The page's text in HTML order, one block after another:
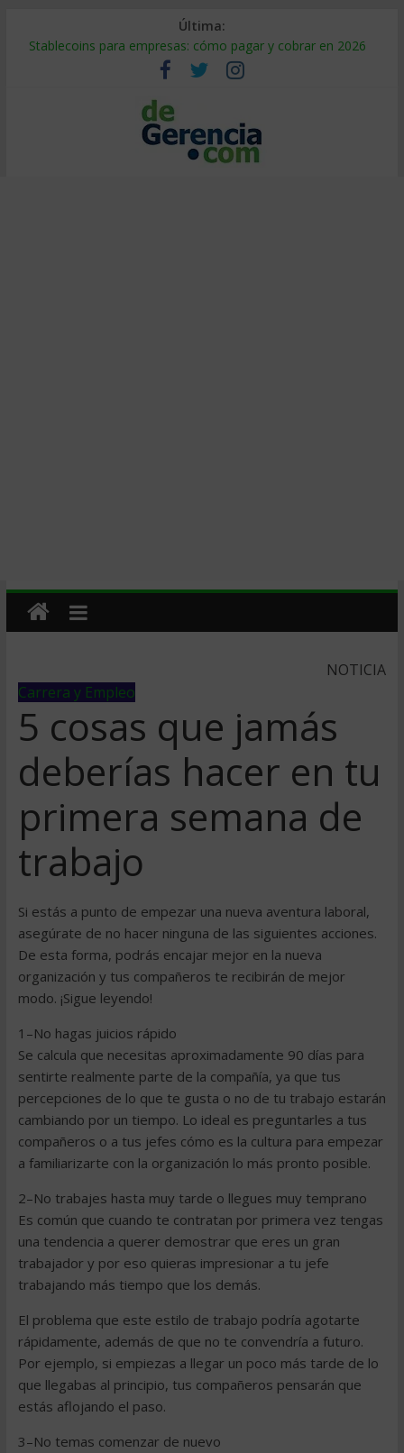
Última:
Stablecoins para empresas: cómo pagar y cobrar en 2026
Despido silencioso: qué es y por qué sale tan caro
IA en selección de personal: cómo auditarla a tiempo
Trabajo forzoso en la cadena de suministro: qué hacer
Mercado hispano de EE. UU.: cómo segmentarlo y venderle
NOTICIA
Carrera y Empleo
5 cosas que jamás
deberías hacer en tu
primera semana de
trabajo
Si estás a punto de empezar una nueva aventura laboral,
asegúrate de no hacer ninguna de las siguientes acciones.
De esta forma, podrás encajar mejor en la nueva
organización y tus compañeros te recibirán de mejor
modo. ¡Sigue leyendo!
1–No hagas juicios rápido
Se calcula que necesitas aproximadamente 90 días para
sentirte realmente parte de la compañía, ya que tus
percepciones de lo que te gusta o no de tu trabajo estarán
cambiando por un tiempo. Lo ideal es preguntarles a tus
compañeros o a tus jefes cómo es la cultura para empezar
a familiarizarte con la organización lo más pronto posible.
2–No trabajes hasta muy tarde o llegues muy temprano
Es común que cuando te contratan por primera vez tengas
una tendencia a querer demostrar que eres un gran
trabajador y por eso quieras impresionar a tu jefe
trabajando más tiempo que los demás.
El problema que este estilo de trabajo podría agotarte
rápidamente, además de que no te convendría a futuro.
Por ejemplo, si empiezas a llegar un poco más tarde de lo
que llegabas al principio, tus compañeros pensarán que
estás aflojando el paso.
3–No temas comenzar de nuevo